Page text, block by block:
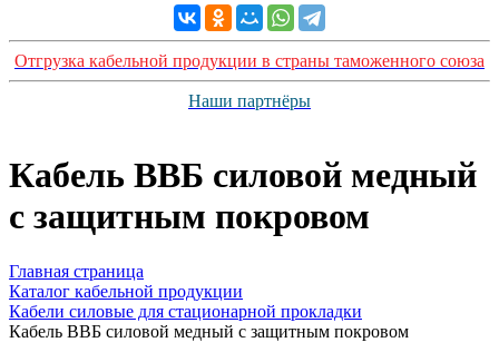
Отгрузка кабельной продукции в страны таможенного союза
Наши партнёры
Кабель ВВБ силовой медный
с защитным покровом
Главная страница
Каталог кабельной продукции
Кабели силовые для стационарной прокладки
Кабель ВВБ силовой медный с защитным покровом